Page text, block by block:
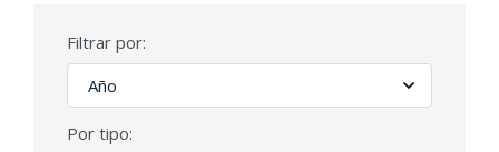
Filtrar por:
Por tipo: